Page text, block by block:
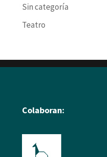
Sin categoría
Teatro
Colaboran: